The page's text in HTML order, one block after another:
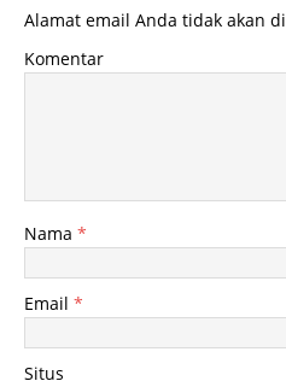
Alamat email Anda tidak akan
Komentar
Nama *
Email *
Situs